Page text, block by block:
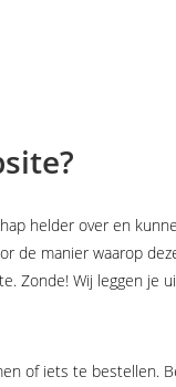
helder over en
de manier waarop
Zonde! Wij leggen je
of iets te bestellen.